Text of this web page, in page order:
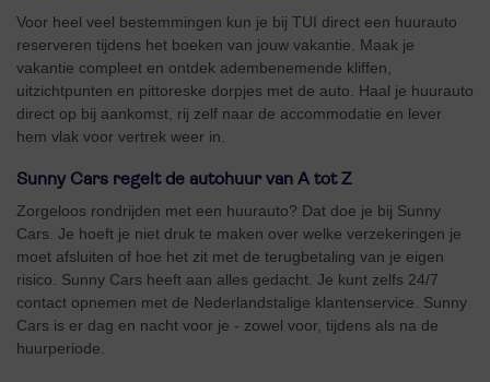
Voor heel veel bestemmingen kun je bij TUI direct een huurauto
reserveren tijdens het boeken van jouw vakantie. Maak je
vakantie compleet en ontdek adembenemende kliffen,
uitzichtpunten en pittoreske dorpjes met de auto. Haal je huurauto
direct op bij aankomst, rij zelf naar de accommodatie en lever
hem vlak voor vertrek weer in.
Sunny Cars regelt de autohuur van A tot Z
Zorgeloos rondrijden met een huurauto? Dat doe je bij Sunny
Cars. Je hoeft je niet druk te maken over welke verzekeringen je
moet afsluiten of hoe het zit met de terugbetaling van je eigen
risico. Sunny Cars heeft aan alles gedacht. Je kunt zelfs 24/7
contact opnemen met de Nederlandstalige klantenservice. Sunny
Cars is er dag en nacht voor je - zowel voor, tijdens als na de
huurperiode.